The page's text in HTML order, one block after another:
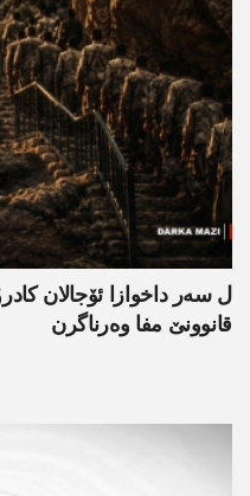
ل سەر داخوازا ئۆجالان
قانوونێ مفا وەرناگرن